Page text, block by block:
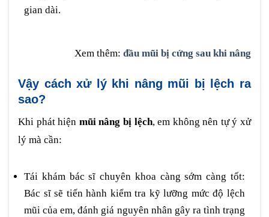
gian dài.
Xem thêm: đầu mũi bị cứng sau khi nâng
Vậy cách xử lý khi nâng mũi bị lệch ra
sao?
Khi phát hiện mũi nâng bị lệch, em không nên tự ý xử
lý mà cần:
Tái khám bác sĩ chuyên khoa càng sớm càng tốt:
Bác sĩ sẽ tiến hành kiểm tra kỹ lưỡng mức độ lệch
mũi của em, đánh giá nguyên nhân gây ra tình trạng